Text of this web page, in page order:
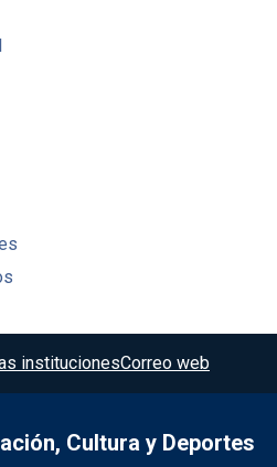
institucionesCorreo web
Cultura y Deportes